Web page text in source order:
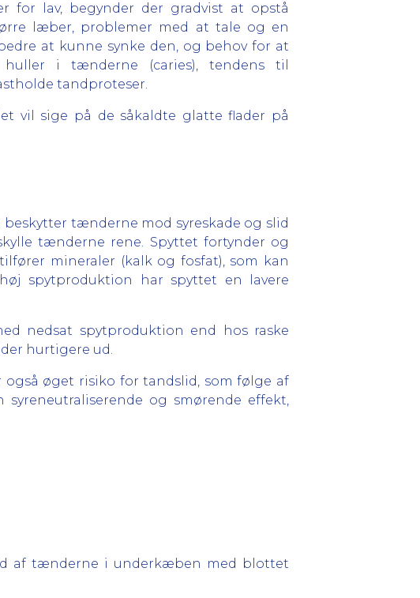
lav, begynder der gradvist at opstå
læber, problemer med at tale og en
at kunne synke den, og behov for at
i tænderne (caries), tendens til
tandproteser.
vil sige på de såkaldte glatte flader på
tænderne mod syreskade og slid
tænderne rene. Spyttet fortynder og
mineraler (kalk og fosfat), som kan
spytproduktion har spyttet en lavere
nedsat spytproduktion end hos raske
hurtigere ud.
også øget risiko for tandslid, som følge af
og smørende effekt,
af tænderne i underkæben med blottet